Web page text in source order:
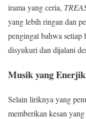
irama yang ceria,
yang lebih ringan dan
pengingat bahwa setiap
disyukuri dan dijalani
Musik yang
Selain liriknya yang
memberikan kesan